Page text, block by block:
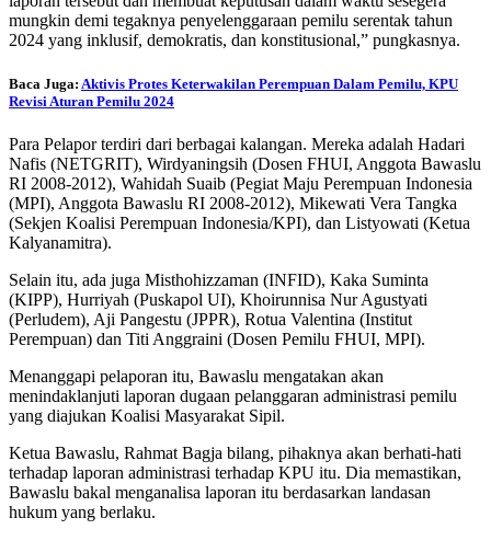
mungkin demi tegaknya penyelenggaraan pemilu serentak tahun
2024 yang inklusif, demokratis, dan konstitusional,” pungkasnya.
Baca Juga: Aktivis Protes Keterwakilan Perempuan Dalam Pemilu, KPU
Revisi Aturan Pemilu 2024
Para Pelapor terdiri dari berbagai kalangan. Mereka adalah Hadari
Nafis (NETGRIT), Wirdyaningsih (Dosen FHUI, Anggota Bawaslu
RI 2008-2012), Wahidah Suaib (Pegiat Maju Perempuan Indonesia
(MPI), Anggota Bawaslu RI 2008-2012), Mikewati Vera Tangka
(Sekjen Koalisi Perempuan Indonesia/KPI), dan Listyowati (Ketua
Kalyanamitra).
Selain itu, ada juga Misthohizzaman (INFID), Kaka Suminta
(KIPP), Hurriyah (Puskapol UI), Khoirunnisa Nur Agustyati
(Perludem), Aji Pangestu (JPPR), Rotua Valentina (Institut
Perempuan) dan Titi Anggraini (Dosen Pemilu FHUI, MPI).
Menanggapi pelaporan itu, Bawaslu mengatakan akan
menindaklanjuti laporan dugaan pelanggaran administrasi pemilu
yang diajukan Koalisi Masyarakat Sipil.
Ketua Bawaslu, Rahmat Bagja bilang, pihaknya akan berhati-hati
terhadap laporan administrasi terhadap KPU itu. Dia memastikan,
Bawaslu bakal menganalisa laporan itu berdasarkan landasan
hukum yang berlaku.